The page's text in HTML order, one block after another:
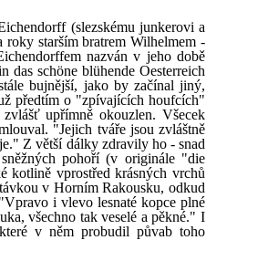
(slezskému junkerovi a
roky starším bratrem Wilhelmem -
nazván v jeho době
schöne blühende Oesterreich
bujnější, jako by začínal jiný,
předtím o "zpívajících houfcích"
upřímně okouzlen. Všecek
"Jejich tváře jsou zvláštně
Z větší dálky zdravily ho - snad
pohoří (v originále "die
kotlině vprostřed krásných vrchů
v Horním Rakousku, odkud
i vlevo lesnaté kopce plné
všechno tak veselé a pěkné." I
v něm probudil půvab toho